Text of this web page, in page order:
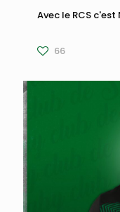
Avec le RCS
66